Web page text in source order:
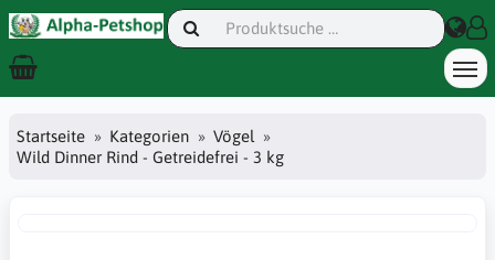
Startseite Kategorien
Vögel
Wild Dinner Rind - Getreidefrei - 3 kg